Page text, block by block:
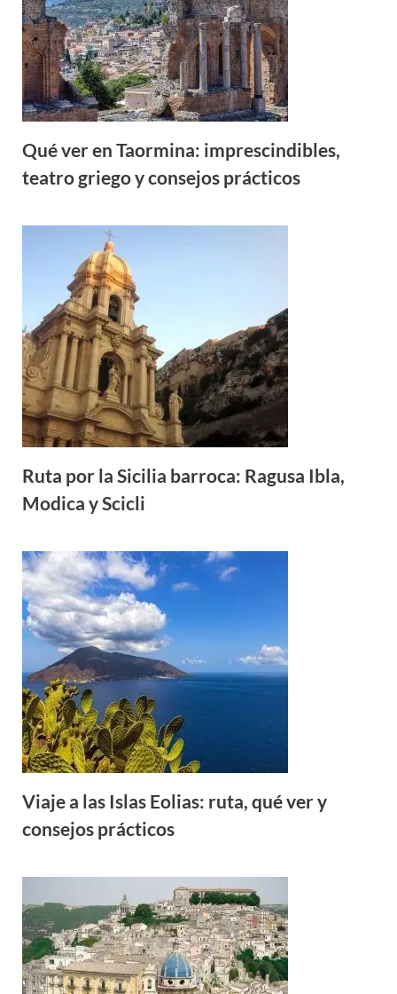
Qué ver en Taormina: imprescindibles,
teatro griego y consejos prácticos
Ruta por la Sicilia barroca: Ragusa Ibla,
Modica y Scicli
Viaje a las Islas Eolias: ruta, qué ver y
consejos prácticos